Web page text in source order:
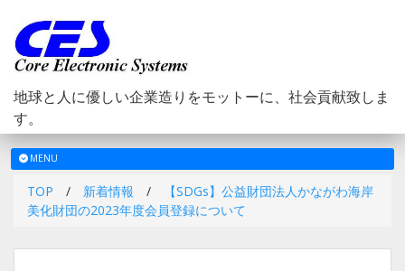
地球と人に優しい企業造りをモットーに、社会貢献致しま
す。
メ
ニ
MENU
TOP / 新着情報 /
【SDGs】公益財団法人かながわ海岸
美化財団の2023年度会員登録について